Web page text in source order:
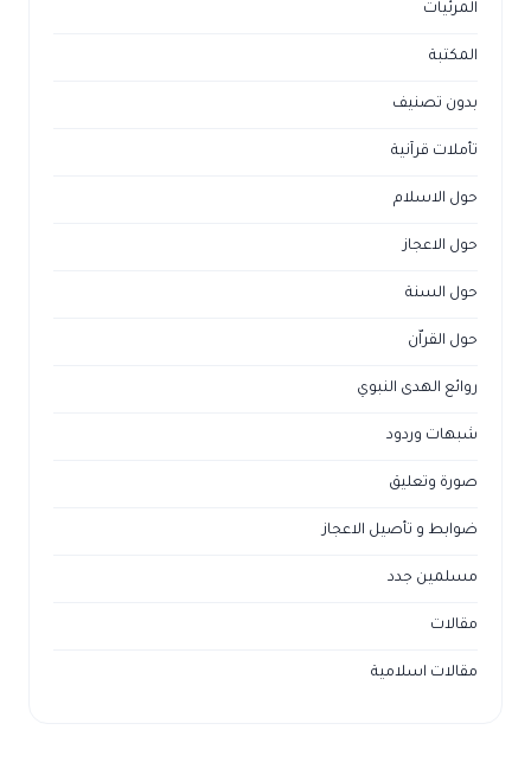
المرئيات
المكتبة
بدون تصنيف
تأملات قرآنية
حول الاسلام
حول الاعجاز
حول السنة
حول القراّن
روائع الهدى النبوي
شبهات وردود
صورة وتعليق
ضوابط و تأصيل الاعجاز
مسلمين جدد
مقالات
مقالات اسلامية